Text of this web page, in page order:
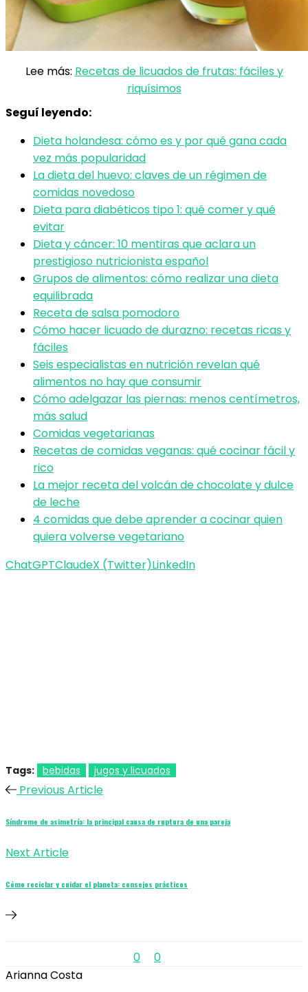
Lee más: Recetas de licuados de frutas: fáciles y
riquísimos
Seguí leyendo:
Dieta holandesa: cómo es y por qué gana cada
vez más popularidad
La dieta del huevo: claves de un régimen de
comidas novedoso
Dieta para diabéticos tipo 1: qué comer y qué
evitar
Dieta y cáncer: 10 mentiras que aclara un
prestigioso nutricionista español
Grupos de alimentos: cómo realizar una dieta
equilibrada
Receta de salsa pomodoro
Cómo hacer licuado de durazno: recetas ricas y
fáciles
Seis especialistas en nutrición revelan qué
alimentos no hay que consumir
Cómo adelgazar las piernas: menos centímetros,
más salud
Comidas vegetarianas
Recetas de comidas veganas: qué cocinar fácil y
rico
La mejor receta del volcán de chocolate y dulce
de leche
4 comidas que debe aprender a cocinar quien
quiera volverse vegetariano
ChatGPTClaudeX (Twitter)LinkedIn
Tags: bebidas jugos y licuados
Previous Article
Síndrome de asimetría: la principal causa de ruptura de una pareja
Next Article
Cómo reciclar y cuidar el planeta: consejos prácticos
0
0
Arianna Costa